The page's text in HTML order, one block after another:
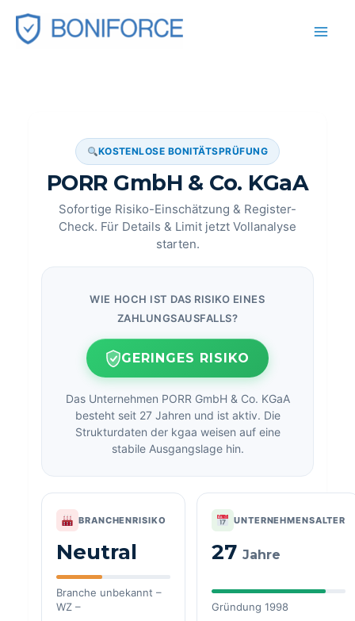
Zum
Inhalt
KOSTENLOSE BONITÄTSPRÜFUNG
PORR GmbH & Co. KGaA
Sofortige Risiko-Einschätzung & Register-
Check. Für Details & Limit jetzt Vollanalyse
starten.
WIE HOCH IST DAS RISIKO EINES
ZAHLUNGSAUSFALLS?
GERINGES RISIKO
Das Unternehmen PORR GmbH & Co. KGaA
besteht seit 27 Jahren und ist aktiv. Die
Strukturdaten der kgaa weisen auf eine
stabile Ausgangslage hin.
BRANCHENRISIKO
Neutral
Branche unbekannt –
WZ –
UNTERNEHMENSALTER
27Jahre
Gründung 1998